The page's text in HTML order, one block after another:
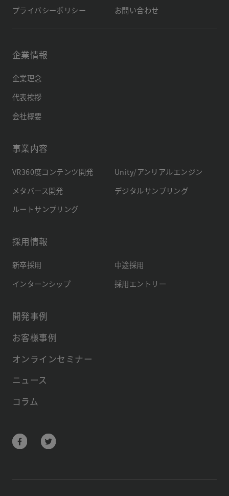
プライバシーポリシー お問い合わせ
企業情報
企業理念
代表挨拶
会社概要
事業内容
VR360度コンテンツ開発
Unity/アンリアルエンジン
メタバース開発
デジタルサンプリング
ルートサンプリング
採用情報
新卒採用
中途採用
インターンシップ
採用エントリー
開発事例
お客様事例
オンラインセミナー
ニュース
コラム